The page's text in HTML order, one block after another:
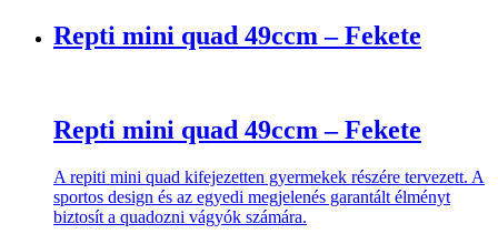
Repti mini quad 49ccm – Fekete
Repti mini quad 49ccm – Fekete
A repiti mini quad kifejezetten gyermekek részére tervezett. A
sportos design és az egyedi megjelenés garantált élményt
biztosít a quadozni vágyók számára.